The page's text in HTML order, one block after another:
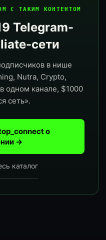
С ТАКИМ КОНТЕНТОМ
Telegram-
сети
в нише
Nutra, Crypto,
одном канале, $1000
сеть».
о
→
каталог